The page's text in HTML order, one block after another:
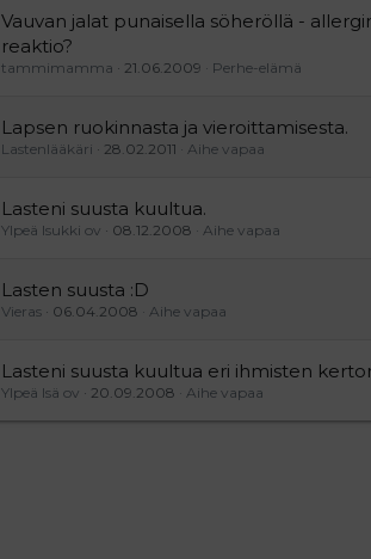
Vauvan jalat punaisella söheröllä -
reaktio?
tammimamma 21.06.2009 Perhe-elämä
Lapsen ruokinnasta ja vieroittamisesta.
Lastenlääkäri 28.02.2011 Aihe vapaa
Lasteni suusta kuultua.
Ylpeä Isukki ov 08.12.2008 Aihe vapaa
Lasten suusta :D
Vieras 06.04.2008 Aihe vapaa
Lasteni suusta kuultua eri ihmisten
Ylpeä Isä ov 20.09.2008 Aihe vapaa